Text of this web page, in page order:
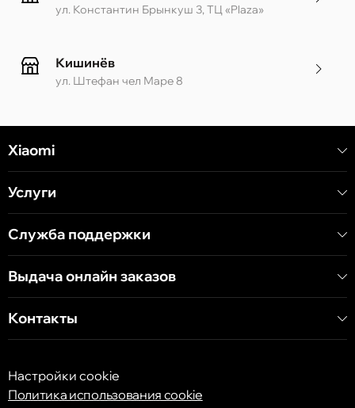
ул. Константин Брынкуш 3, ТЦ «Plaza»
Кишинёв
ул. Штефан чел Маре 8
Кишинёв
ул. Арборилор 21, CC «Shopping MallDova»
Xiaomi
Услуги
Служба поддержки
Выдача онлайн заказов
Контакты
Настройки cookie
Политика использования cookie